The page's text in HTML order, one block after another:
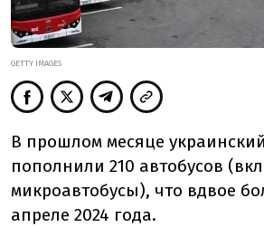
GETTY IMAGES
В прошлом месяце
пополнили 210 автобусов
микроавтобусы), что вдвое
апреле 2024 года.